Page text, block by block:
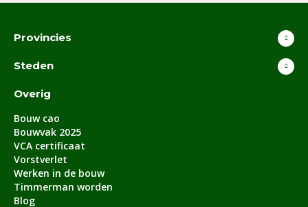
Provincies
Steden
Overig
Bouw cao
Bouwvak 2025
VCA certificaat
Vorstverlet
Werken in de bouw
Timmerman worden
Blog